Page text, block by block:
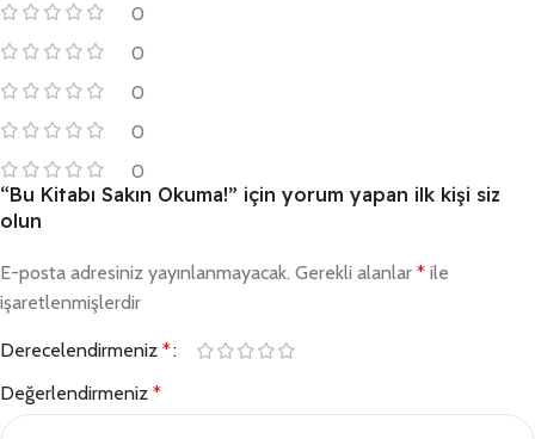
0
0
0
0
0
“Bu Kitabı Sakın Okuma!” için yorum yapan ilk kişi siz
olun
E-posta adresiniz yayınlanmayacak. Gerekli alanlar * ile
işaretlenmişlerdir
Derecelendirmeniz *
Değerlendirmeniz *